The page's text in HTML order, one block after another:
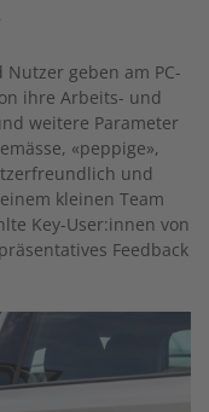
geben am PC-
ihre Arbeits- und
weitere Parameter
«peppige»,
und
kleinen Team
Key-User:innen von
Feedback